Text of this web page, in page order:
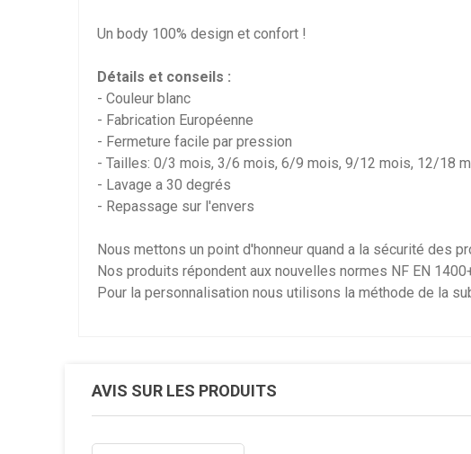
Un body 100% design et confort !
Détails et conseils :
- Couleur blanc
- Fabrication Européenne
- Fermeture facile par pression
- Tailles: 0/3 mois, 3/6 mois, 6/9 mois, 9/12 mois, 12/18
- Lavage a 30 degrés
- Repassage sur l'envers
Nous mettons un point d'honneur quand a la sécurité des
Nos produits répondent aux nouvelles normes NF EN
Pour la personnalisation nous utilisons la méthode de la
AVIS SUR LES PRODUITS